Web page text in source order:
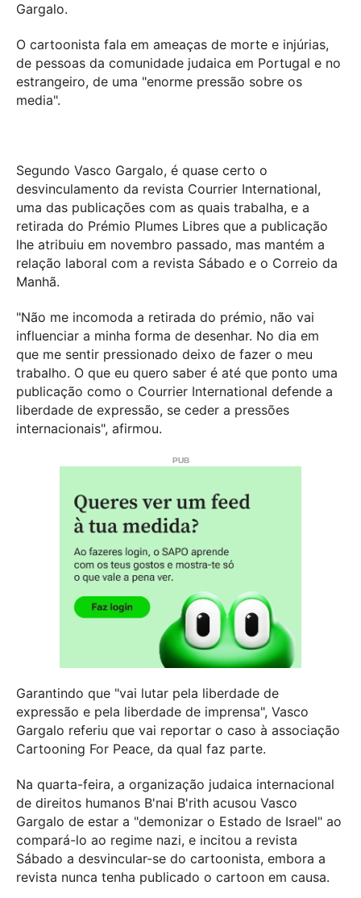
Gargalo.
O cartoonista fala em ameaças de morte e injúrias,
de pessoas da comunidade judaica em Portugal e no
estrangeiro, de uma "enorme pressão sobre os
media".
Segundo Vasco Gargalo, é quase certo o
desvinculamento da revista Courrier International,
uma das publicações com as quais trabalha, e a
retirada do Prémio Plumes Libres que a publicação
lhe atribuiu em novembro passado, mas mantém a
relação laboral com a revista Sábado e o Correio da
Manhã.
"Não me incomoda a retirada do prémio, não vai
influenciar a minha forma de desenhar. No dia em
que me sentir pressionado deixo de fazer o meu
trabalho. O que eu quero saber é até que ponto uma
publicação como o Courrier International defende a
liberdade de expressão, se ceder a pressões
internacionais", afirmou.
Garantindo que "vai lutar pela liberdade de
expressão e pela liberdade de imprensa", Vasco
Gargalo referiu que vai reportar o caso à associação
Cartooning For Peace, da qual faz parte.
Na quarta-feira, a organização judaica internacional
de direitos humanos B'nai B'rith acusou Vasco
Gargalo de estar a "demonizar o Estado de Israel" ao
compará-lo ao regime nazi, e incitou a revista
Sábado a desvincular-se do cartoonista, embora a
revista nunca tenha publicado o cartoon em causa.